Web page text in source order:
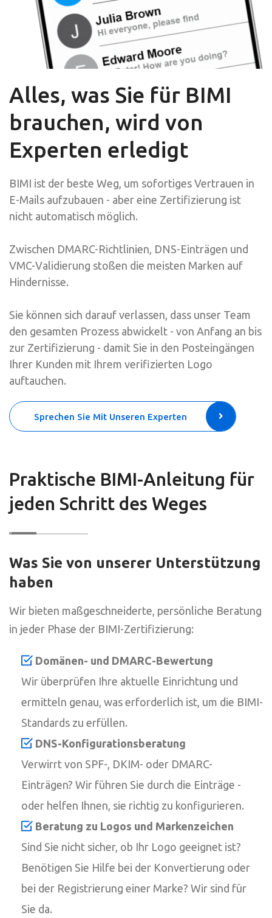
Alles, was Sie für BIMI
brauchen, wird von
Experten erledigt
BIMI ist der beste Weg, um sofortiges Vertrauen in
E-Mails aufzubauen - aber eine Zertifizierung ist
nicht automatisch möglich.
Zwischen DMARC-Richtlinien, DNS-Einträgen und
VMC-Validierung stoßen die meisten Marken auf
Hindernisse.
Sie können sich darauf verlassen, dass unser Team
den gesamten Prozess abwickelt - von Anfang an bis
zur Zertifizierung - damit Sie in den Posteingängen
Ihrer Kunden mit Ihrem verifizierten Logo
auftauchen.
Sprechen Sie Mit Unseren Experten
Praktische BIMI-Anleitung für
jeden Schritt des Weges
Was Sie von unserer Unterstützung
haben
Wir bieten maßgeschneiderte, persönliche Beratung
in jeder Phase der BIMI-Zertifizierung:
Domänen- und DMARC-Bewertung
Wir überprüfen Ihre aktuelle Einrichtung und
ermitteln genau, was erforderlich ist, um die BIMI-
Standards zu erfüllen.
DNS-Konfigurationsberatung
Verwirrt von SPF-, DKIM- oder DMARC-
Einträgen? Wir führen Sie durch die Einträge -
oder helfen Ihnen, sie richtig zu konfigurieren.
Beratung zu Logos und Markenzeichen
Sind Sie nicht sicher, ob Ihr Logo geeignet ist?
Benötigen Sie Hilfe bei der Konvertierung oder
bei der Registrierung einer Marke? Wir sind für
Sie da.